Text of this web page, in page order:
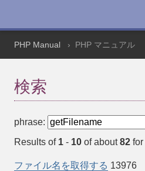
PHP Manual PHP マニュアル
検索
phrase:
Results of 1 - 10 of about82 for
ファイル名を取得する 13976